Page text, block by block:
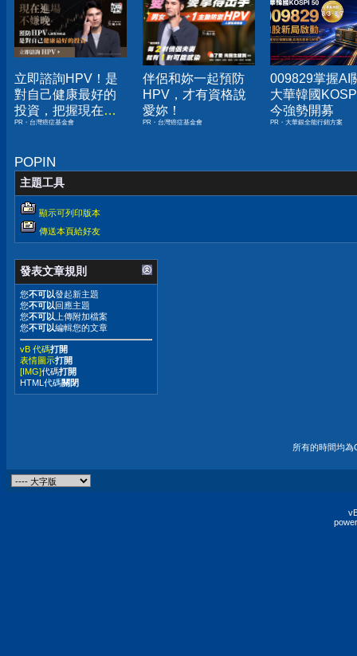
立即諮詢HPV！是
對自己健康最好的
投資，把握現在不
嫌晚！
PR・台灣癌症基金會
伴侶和妳一起預防
HPV，才有資格說
愛妳！
PR・台灣癌症基金會
009829掌握AI
大華韓國
今強勢開募
PR・大華銀全能行銷方案
POPIN
主題工具
顯示可列印版本
傳送本頁給好友
發表文章規則
您不可以發起新主題
您不可以 回應主題
您不可以 上傳附加檔案
您不可以編輯您的文章
vB 代碼打開
表情圖示打開
[IMG]代碼打開
HTML代碼關閉
所有的時間均為